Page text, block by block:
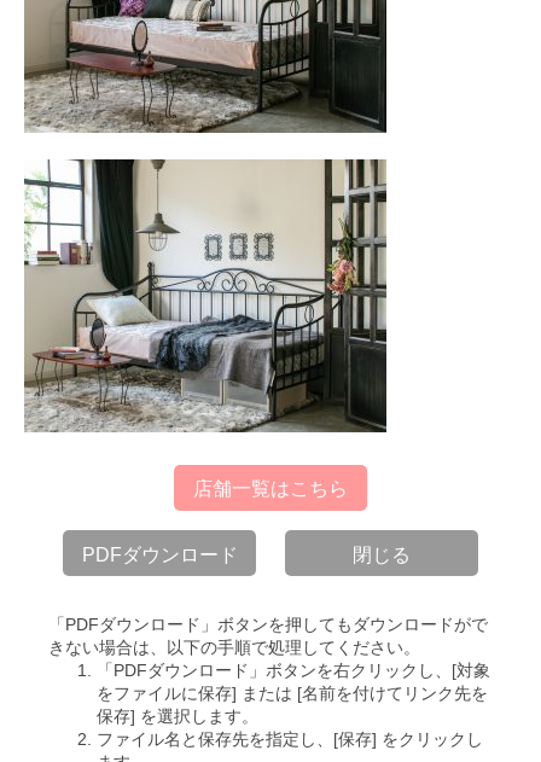
店舗一覧はこちら
PDFダウンロード 閉じる
「PDFダウンロード」ボタンを押してもダウンロードがで
きない場合は、以下の手順で処理してください。
「PDFダウンロード」ボタンを右クリックし、[対象
をファイルに保存] または [名前を付けてリンク先を
保存] を選択します。
ファイル名と保存先を指定し、[保存] をクリックし